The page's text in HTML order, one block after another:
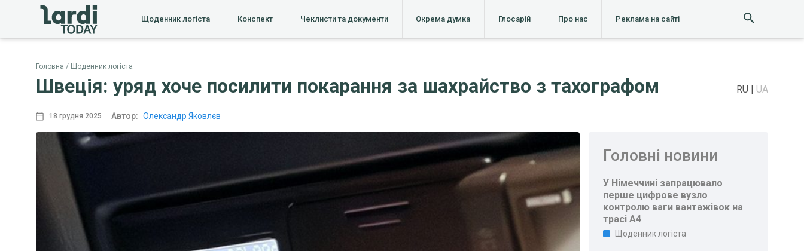
Щоденник логіста Конспект Чеклисти та документи Окрема думка Глосарій Про нас Реклама на сайті
Головна Щоденник логіста
Швеція: уряд хоче посилити покарання за шахрайство з тахографом RU UA
18 грудня 2025 Автор: Олександр Яковлєв
Головні новини
У Німеччині запрацювало
перше цифрове вузло
контролю ваги вантажівок на
трасі A4
Щоденник логіста